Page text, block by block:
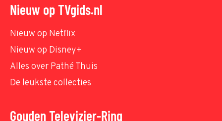
Nieuw op TVgids.nl
Nieuw op Netflix
Nieuw op Disney+
Alles over Pathé Thuis
De leukste collecties
Gouden Televizier-Ring